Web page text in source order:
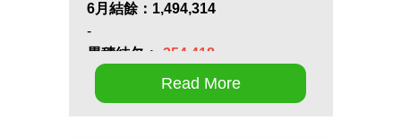
6月結餘： 1,494,314
-
累積結欠：
-254,418
第十七屆畢業生同行營將於九月 11
Read More